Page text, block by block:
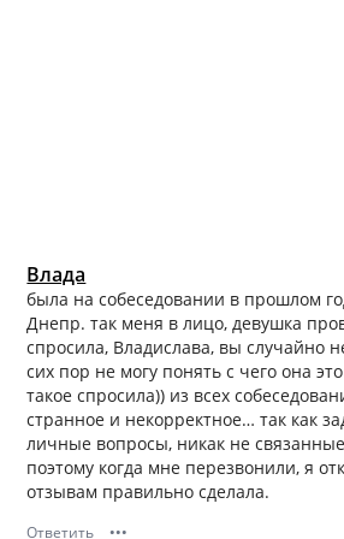
Влада
была на собеседовании в прошлом
Днепр. так меня в лицо, девушка
спросила, Владислава, вы случайно
сих пор не могу понять с чего она
такое спросила)) из всех
странное и некорректное… так как
личные вопросы, никак не
поэтому когда мне перезвонили, я
отзывам правильно сделала.
Ответить •••